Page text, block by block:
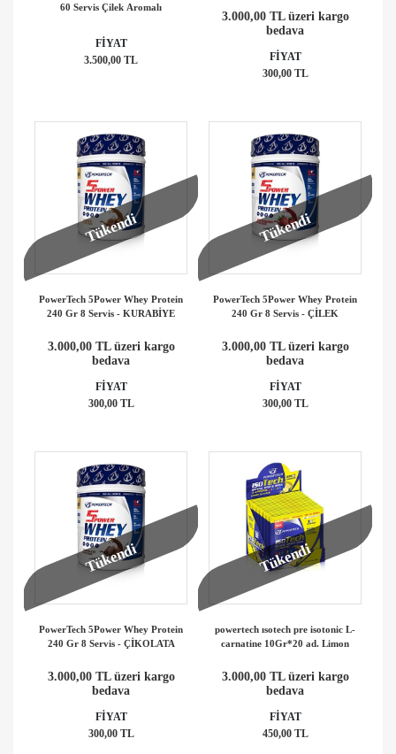
60 Servis Çilek Aromalı
FİYAT
3.500,00 TL
3.000,00 TL üzeri kargo
bedava
FİYAT
300,00 TL
Tükendi
PowerTech 5Power Whey Protein
240 Gr 8 Servis - KURABİYE
3.000,00 TL üzeri kargo
bedava
FİYAT
300,00 TL
Tükendi
PowerTech 5Power Whey Protein
240 Gr 8 Servis - ÇİLEK
3.000,00 TL üzeri kargo
bedava
FİYAT
300,00 TL
Tükendi
PowerTech 5Power Whey Protein
240 Gr 8 Servis - ÇİKOLATA
3.000,00 TL üzeri kargo
bedava
FİYAT
300,00 TL
Tükendi
powertech ısotech pre isotonic L-
carnatine 10Gr*20 ad. Limon
3.000,00 TL üzeri kargo
bedava
FİYAT
450,00 TL